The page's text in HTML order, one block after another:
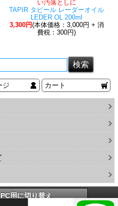
い汚落としに
TAPIR タピール レーダーオイル
LEDER OL 200ml
3,300円(本体価格：3,000円 + 消
費税：300円)
ジ カート
用に切り替え